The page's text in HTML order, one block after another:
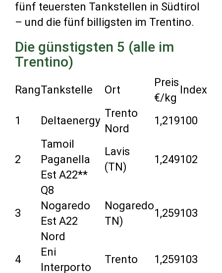
fünf teuersten Tankstellen in Südtirol
– und die fünf billigsten im Trentino.
Die günstigsten 5 (alle im
Trentino)
RangTankstelle Ort
Preis
€/kg
Index
1 Deltaenergy
Trento
Nord
1,219100
2
Tamoil
Paganella
Est A22**
Lavis
(TN)
1,249102
3
Q8
Nogaredo
Est A22
Nord
Nogaredo
TN)
1,259103
4
Eni
Interporto
Trento 1,259103